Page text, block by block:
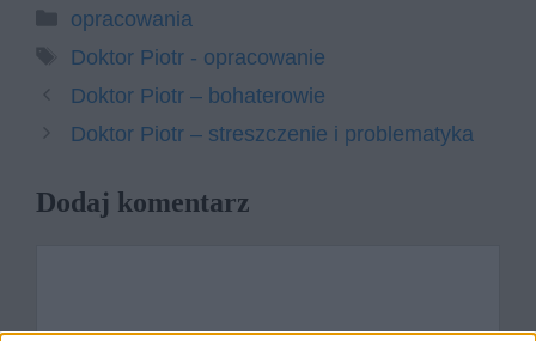
Kategorie
opracowania
Tagi
Doktor Piotr - opracowanie
Doktor Piotr – bohaterowie
Doktor Piotr – streszczenie i problematyka
Dodaj komentarz